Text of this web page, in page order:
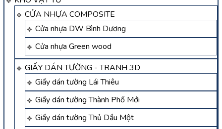
CỬA NHỰA COMPOSITE
Cửa nhựa DW Bình Dương
Cửa nhựa Green wood
GIẤY DÁN TƯỜNG - TRANH 3D
Giấy dán tường Lái Thiêu
Giấy dán tường Thành Phố Mới
Giấy dán tường Thủ Dầu Một